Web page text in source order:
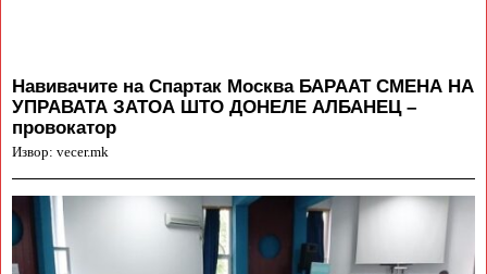
Навивачите на Спартак Москва БАРААТ СМЕНА НА
УПРАВАТА ЗАТОА ШТО ДОНЕЛЕ АЛБАНЕЦ –
провокатор
Извор: vecer.mk